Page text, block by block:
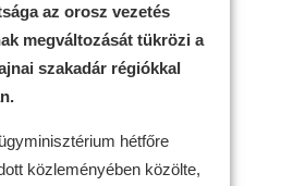
az orosz vezetés
megváltozását tükrözi a
szakadár régiókkal
hétfőre
közleményében közölte,